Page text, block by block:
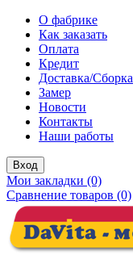
О фабрике
Как заказать
Оплата
Кредит
Доставка/Сборка
Замер
Новости
Контакты
Наши работы
Вход
Мои закладки (0)
Сравнение товаров (0)